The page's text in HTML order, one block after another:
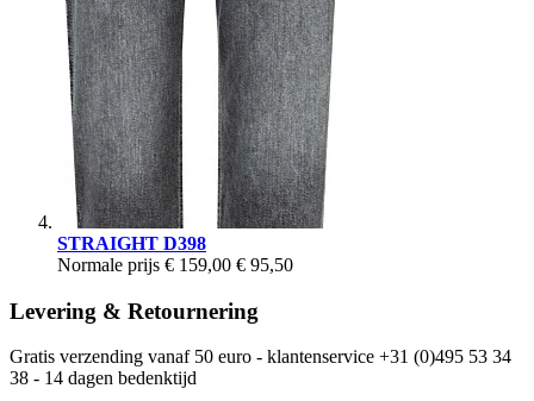
STRAIGHT D398
Normale prijs € 159,00 € 95,50
Levering & Retournering
Gratis verzending vanaf 50 euro - klantenservice +31 (0)495 53 34
38 - 14 dagen bedenktijd